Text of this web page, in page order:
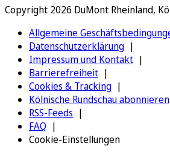
Copyright 2026 DuMont Rheinland,
Allgemeine
Datenschutzerklärung
Impressum und Kontakt
Barrierefreiheit
Cookies & Tracking
Kölnische Rundschau abonnieren
RSS-Feeds
FAQ
Cookie-Einstellungen